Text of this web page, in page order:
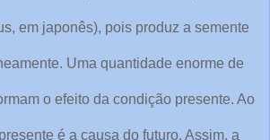
em japonês), pois produz a semente
Uma quantidade enorme de
o efeito da condição presente. Ao
é a causa do futuro. Assim, a